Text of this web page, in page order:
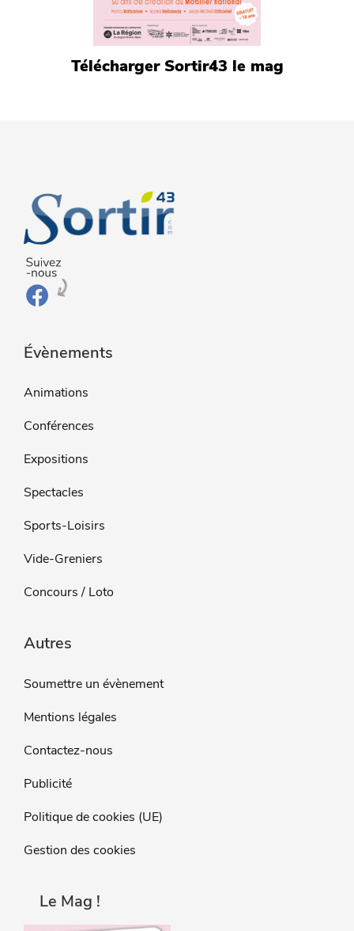
Télécharger Sortir43 le mag
Évènements
Animations
Conférences
Expositions
Spectacles
Sports-Loisirs
Vide-Greniers
Concours / Loto
Autres
Soumettre un évènement
Mentions légales
Contactez-nous
Publicité
Politique de cookies (UE)
Gestion des cookies
Le Mag !